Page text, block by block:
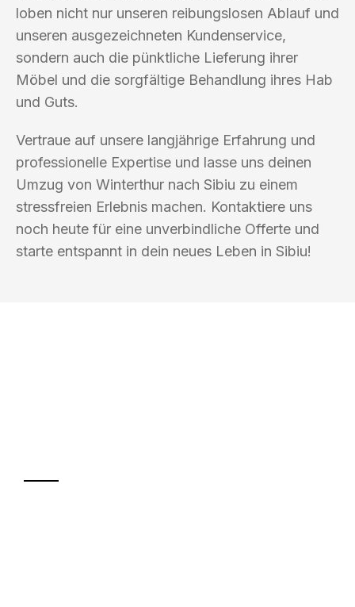
loben nicht nur unseren reibungslosen Ablauf und
unseren ausgezeichneten Kundenservice,
sondern auch die pünktliche Lieferung ihrer
Möbel und die sorgfältige Behandlung ihres Hab
und Guts.
Vertraue auf unsere langjährige Erfahrung und
professionelle Expertise und lasse uns deinen
Umzug von Winterthur nach Sibiu zu einem
stressfreien Erlebnis machen. Kontaktiere uns
noch heute für eine unverbindliche Offerte und
starte entspannt in dein neues Leben in Sibiu!